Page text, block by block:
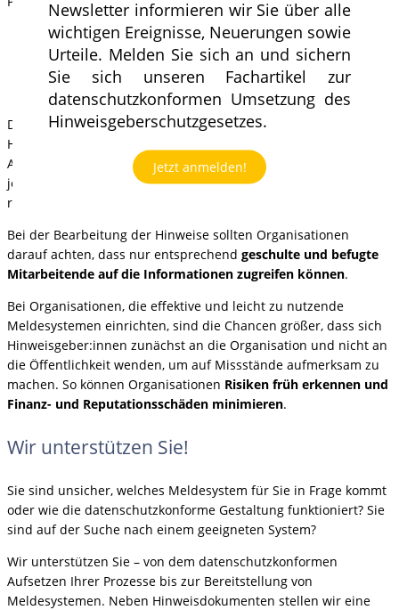
Newsletter informieren wir Sie über alle
wichtigen Ereignisse, Neuerungen sowie
Urteile. Melden Sie sich an und sichern
Sie sich unseren Fachartikel zur
datenschutzkonformen Umsetzung des
Hinweisgeberschutzgesetzes.
Jetzt anmelden!
Telefonisch
Schriftlich (Mail/Brief)
Persönlich
Per Portal
Die Hinweisgeber:innen sollten dabei wählen können, ob sie
Hinweise schriftlich oder mündlich übermitteln wollen.
Außerdem sollten die
Kanäle datenschutzkonform
jederzeit
sein sowie Hilfestellungen in den
relevanten Sprachen zur Verfügung stellen.
Bei der Bearbeitung der Hinweise sollten Organisationen
darauf achten, dass nur entsprechend geschulte und befugte
Mitarbeitende auf die Informationen zugreifen können.
Bei Organisationen, die effektive und leicht zu nutzende
Meldesystemen einrichten, sind die Chancen größer, dass sich
Hinweisgeber:innen zunächst an die Organisation und nicht an
die Öffentlichkeit wenden, um auf Missstände aufmerksam zu
machen. So können Organisationen Risiken früh erkennen und
Finanz- und Reputationsschäden minimieren.
Wir unterstützen Sie!
Sie sind unsicher, welches Meldesystem für Sie in Frage kommt
oder wie die datenschutzkonforme Gestaltung funktioniert? Sie
sind auf der Suche nach einem geeigneten System?
Wir unterstützen Sie – von dem datenschutzkonformen
Aufsetzen Ihrer Prozesse bis zur Bereitstellung von
Meldesystemen. Neben Hinweisdokumenten stellen wir eine